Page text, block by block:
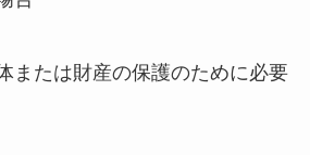
または財産の保護のために必要